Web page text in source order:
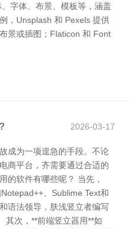
字体、布景、模板等，涵盖
，Unsplash 和 Pexels 提供
景或插图；Flaticon 和 Font
2026-03-17
成为一项遑急的手段。不论
商平台，齐需要通过合适的
的软件有哪些呢？ 当先，
、Sublime Text和
语法领导，肤浅竖立者编写
其次，**前端竖立器用**如